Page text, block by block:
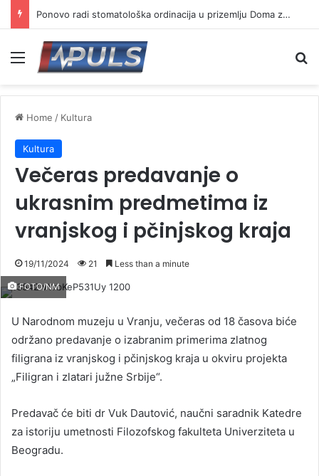
Ponovo radi stomatološka ordinacija u prizemlju Doma zdravlja u Vranju ( VIDEO)
Menu
Home / Kultura
Kultura
Večeras predavanje o
ukrasnim predmetima iz
vranjskog i pčinjskog kraja
19/11/2024 21 Less than a minute
FOTO/NM
U Narodnom muzeju u Vranju, večeras od 18 časova biće
održano predavanje o izabranim primerima zlatnog
filigrana iz vranjskog i pčinjskog kraja u okviru projekta
„Filigran i zlatari južne Srbije“.
Predavač će biti dr Vuk Dautović, naučni saradnik Katedre
za istoriju umetnosti Filozofskog fakulteta Univerziteta u
Beogradu.